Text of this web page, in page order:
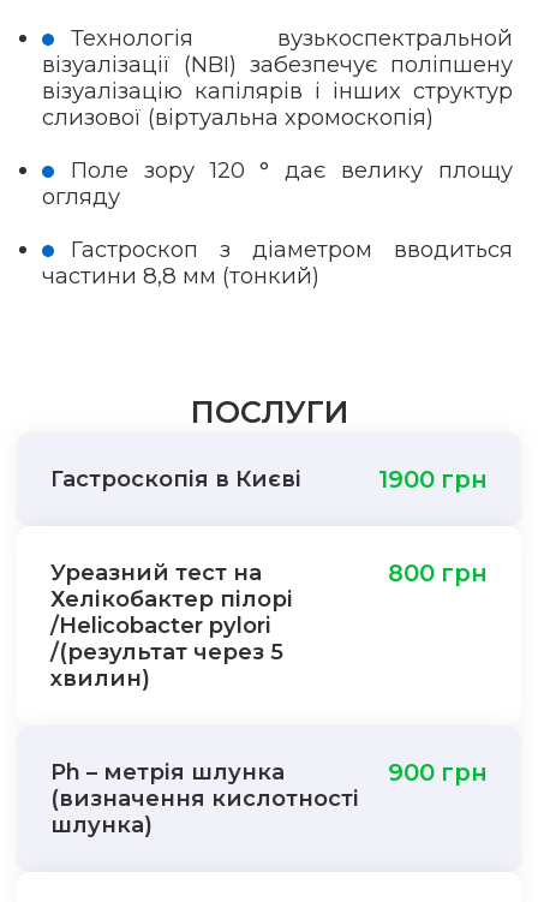
Технологія вузькоспектральной
візуалізації (NBI) забезпечує поліпшену
візуалізацію капілярів і інших структур
слизової (віртуальна хромоскопія)
Поле зору 120 ° дає велику площу
огляду
Гастроскоп з діаметром вводиться
частини 8,8 мм (тонкий)
ПОСЛУГИ
Гастроскопія в Києві 1900 грн
Уреазний тест на
Хелікобактер пілорі
/Helicobacter pylori
/(результат через 5
хвилин)
800 грн
Ph – метрія шлунка
(визначення кислотності
шлунка)
900 грн